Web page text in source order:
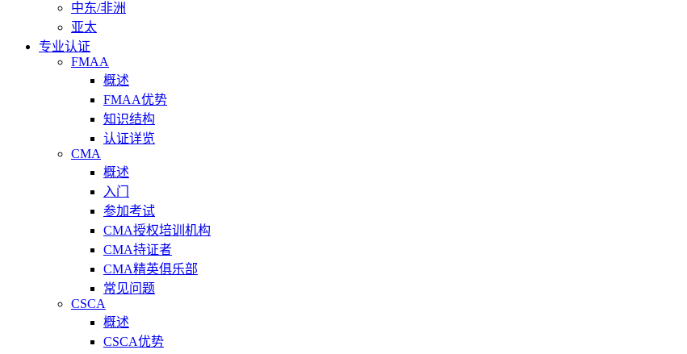
中东/非洲
亚太
专业认证
FMAA
概述
FMAA优势
知识结构
认证详览
CMA
概述
入门
参加考试
CMA授权培训机构
CMA持证者
CMA精英俱乐部
常见问题
CSCA
概述
CSCA优势